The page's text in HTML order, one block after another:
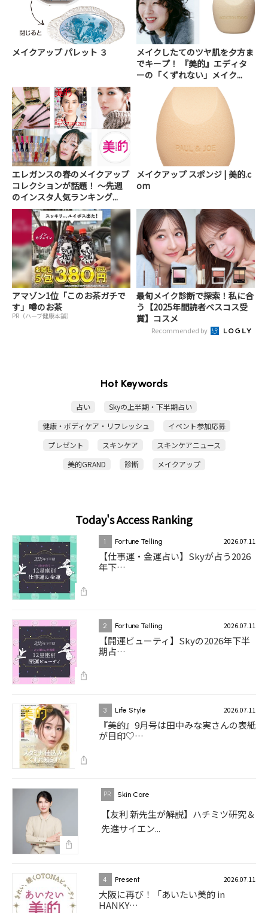
メイクアップ パレット ３
メイクしたてのツヤ肌を夕方ま
でキープ！ 『美的』エディタ
ーの「くずれない」メイク...
エレガンスの春のメイクアップ
コレクションが話題！ ～先週
のインスタ人気ランキング...
メイクアップ スポンジ | 美的.c
om
アマゾン1位「このお茶ガチで
す」噂のお茶
PR（ハーブ健康本舗）
最旬メイク診断で探索！私に合
う【2025年間読者ベスコス受
賞】コスメ
Recommended by
Hot Keywords
占い
Skyの上半期・下半期占い
健康・ボディケア・リフレッシュ
イベント参加応募
プレゼント
スキンケア
スキンケアニュース
美的GRAND
診断 メイクアップ
Today's Access Ranking
1 Fortune Telling 2026.07.11
【仕事運・金運占い】Skyが占う2026
年下…
2 Fortune Telling 2026.07.11
【開運ビューティ】Skyの2026年下半
期占…
3 Life Style 2026.07.11
『美的』9月号は田中みな実さんの表紙
が目印♡…
Skin Care
【友利 新先生が解説】ハチミツ研究＆
先進サイエン...
4 Present 2026.07.11
大阪に再び！「あいたい美的 in
HANKY…